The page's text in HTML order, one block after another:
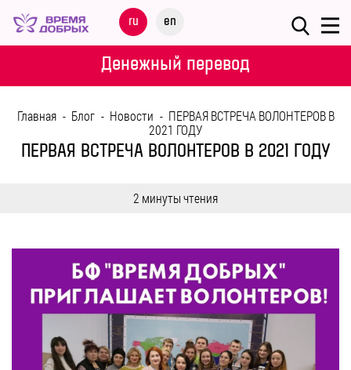
ru en
Меню
НАШИ
ДЕТИ
МЕРОПРИЯТИЯ
ПОМОЩЬ
БЛОГ
Денежный перевод
Главная - Блог - Новости - ПЕРВАЯ ВСТРЕЧА ВОЛОНТЕРОВ В
2021 ГОДУ
ПЕРВАЯ ВСТРЕЧА ВОЛОНТЕРОВ В 2021 ГОДУ
2 минуты чтения